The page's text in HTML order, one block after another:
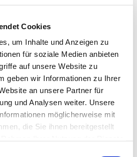
Cookies
um Inhalte und Anzeigen zu
für soziale Medien anbieten
auf unsere Website zu
geben wir Informationen zu Ihrer
an unsere Partner für
und Analysen weiter. Unsere
möglicherweise mit
die Sie ihnen bereitgestellt